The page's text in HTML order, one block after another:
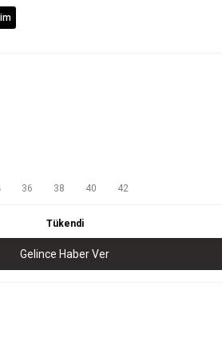
36 38 40 42
Tükendi
Gelince Haber Ver